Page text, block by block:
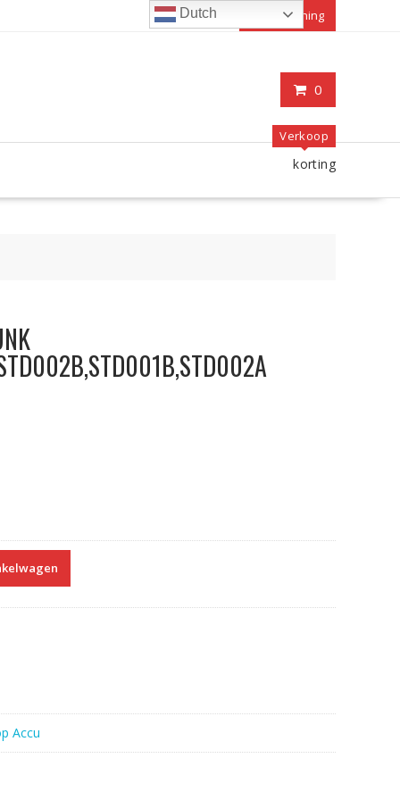
Mijn rekening
0
Verkoop
korting
Accu
Dutch